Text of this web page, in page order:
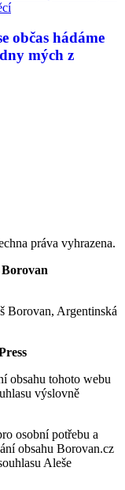
občas hádáme
mých z
práva vyhrazena.
Borovan
Borovan, Argentinská
obsahu tohoto webu
výslovně
osobní potřebu a
obsahu Borovan.cz
Aleše